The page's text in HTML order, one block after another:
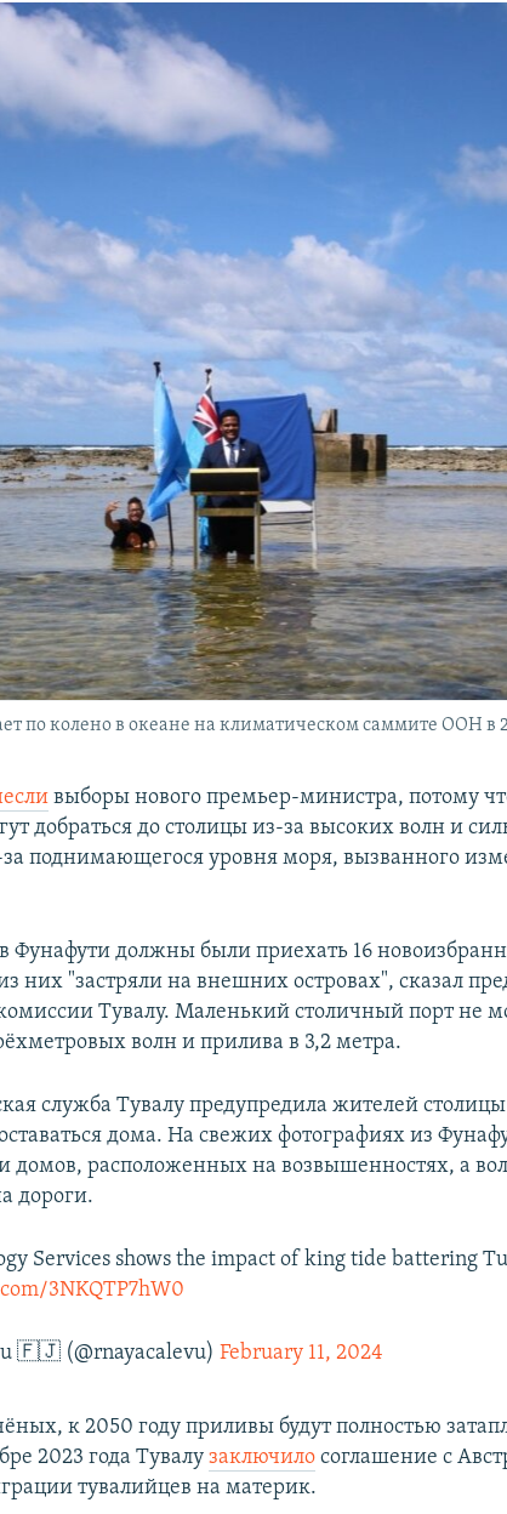
по колено в океане на климатическом саммите ООН в
выборы нового премьер-министра, потому
добраться до столицы из-за высоких волн и
за поднимающегося уровня моря, вызванного
Фунафути должны были приехать 16
них "застряли на внешних островах", сказал
Тувалу. Маленький столичный порт не
волн и прилива в 3,2 метра.
служба Тувалу предупредила жителей
дома. На свежих фотографиях из
домов, расположенных на возвышенностях, а
дороги.
Services shows the impact of king tide battering
3NKQTP7hW0
🇫🇯 (@rnayacalevu)February 11, 2024
к 2050 году приливы будут полностью
2023 года Тувалузаключило соглашение с
тувалийцев на материк.